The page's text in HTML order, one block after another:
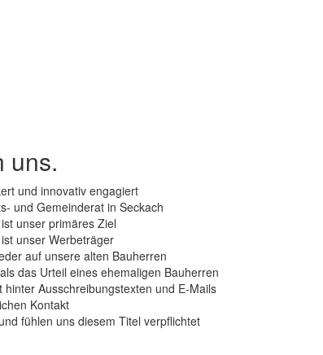
uns.
und innovativ engagiert
und Gemeinderat in Seckach
unser primäres Ziel
unser Werbeträger
auf unsere alten Bauherren
das Urteil eines ehemaligen Bauherren
hinter Ausschreibungstexten und E-Mails
Kontakt
fühlen uns diesem Titel verpflichtet